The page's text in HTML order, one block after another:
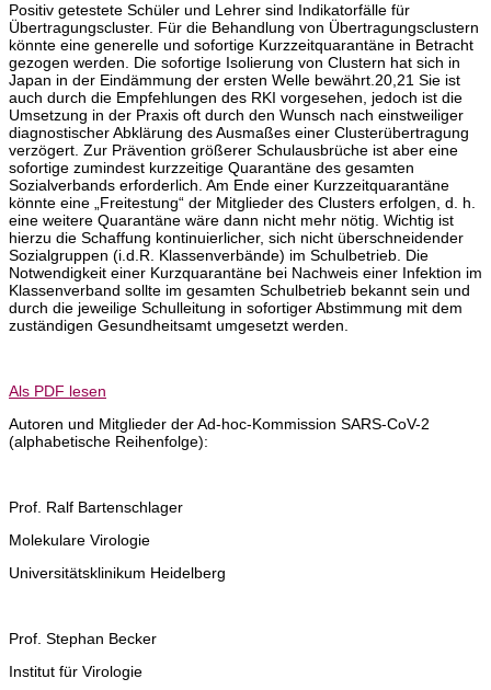
Positiv getestete Schüler und Lehrer sind Indikatorfälle für
Übertragungscluster. Für die Behandlung von Übertragungsclustern
könnte eine generelle und sofortige Kurzzeitquarantäne in Betracht
gezogen werden. Die sofortige Isolierung von Clustern hat sich in
Japan in der Eindämmung der ersten Welle bewährt.20,21 Sie ist
auch durch die Empfehlungen des RKI vorgesehen, jedoch ist die
Umsetzung in der Praxis oft durch den Wunsch nach einstweiliger
diagnostischer Abklärung des Ausmaßes einer Clusterübertragung
verzögert. Zur Prävention größerer Schulausbrüche ist aber eine
sofortige zumindest kurzzeitige Quarantäne des gesamten
Sozialverbands erforderlich. Am Ende einer Kurzzeitquarantäne
könnte eine „Freitestung“ der Mitglieder des Clusters erfolgen, d. h.
eine weitere Quarantäne wäre dann nicht mehr nötig. Wichtig ist
hierzu die Schaffung kontinuierlicher, sich nicht überschneidender
Sozialgruppen (i.d.R. Klassenverbände) im Schulbetrieb. Die
Notwendigkeit einer Kurzquarantäne bei Nachweis einer Infektion im
Klassenverband sollte im gesamten Schulbetrieb bekannt sein und
durch die jeweilige Schulleitung in sofortiger Abstimmung mit dem
zuständigen Gesundheitsamt umgesetzt werden.
Als PDF lesen
Autoren und Mitglieder der Ad-hoc-Kommission SARS-CoV-2
(alphabetische Reihenfolge):
Prof. Ralf Bartenschlager
Molekulare Virologie
Universitätsklinikum Heidelberg
Prof. Stephan Becker
Institut für Virologie